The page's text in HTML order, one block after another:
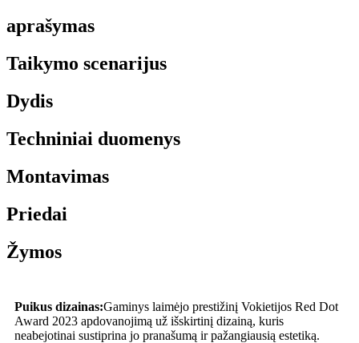
aprašymas
Taikymo scenarijus
Dydis
Techniniai duomenys
Montavimas
Priedai
Žymos
Puikus dizainas:Gaminys laimėjo prestižinį Vokietijos Red Dot
Award 2023 apdovanojimą už išskirtinį dizainą, kuris
neabejotinai sustiprina jo pranašumą ir pažangiausią estetiką.